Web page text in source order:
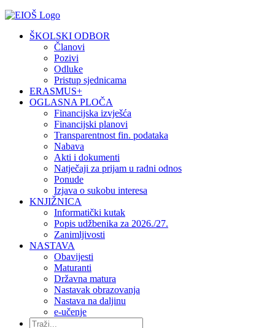
Facebook
YouTube
X
Pinterest
ŠKOLSKI ODBOR
Članovi
Pozivi
Odluke
Pristup sjednicama
ERASMUS+
OGLASNA PLOČA
Financijska izvješća
Financijski planovi
Transparentnost fin. podataka
Nabava
Akti i dokumenti
Natječaji za prijam u radni odnos
Ponude
Izjava o sukobu interesa
KNJIŽNICA
Informatički kutak
Popis udžbenika za 2026./27.
Zanimljivosti
NASTAVA
Obavijesti
Maturanti
Državna matura
Nastavak obrazovanja
Nastava na daljinu
e-učenje
Traži...